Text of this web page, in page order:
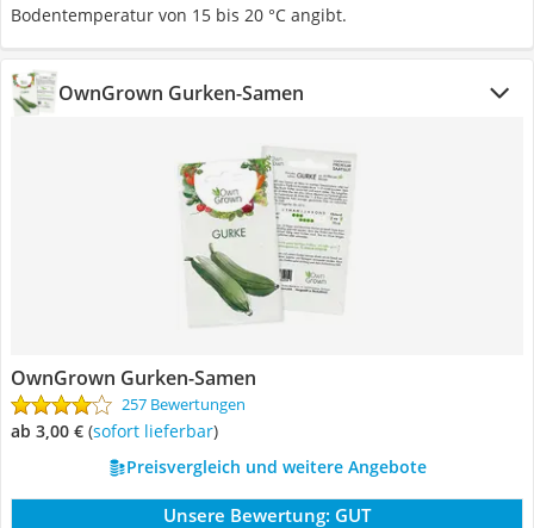
Bodentemperatur von 15 bis 20 °C angibt.
OwnGrown Gurken-Samen
OwnGrown Gurken-Samen
257 Bewertungen
ab 3,00 € ( Sofort lieferbar)
Preisvergleich und weitere Angebote
Unsere Bewertung: GUT